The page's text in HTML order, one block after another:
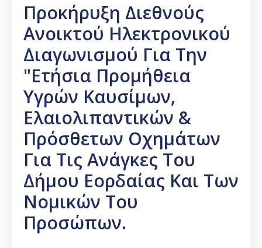
Προκήρυξη Διεθνούς
Ανοικτού Ηλεκτρονικού
Διαγωνισμού Για Την
"Ετήσια Προμήθεια
Υγρών Καυσίμων,
Ελαιολιπαντικών &
Πρόσθετων Οχημάτων
Για Τις Ανάγκες Του
Δήμου Εορδαίας Και Των
Νομικών Του
Προσώπων.